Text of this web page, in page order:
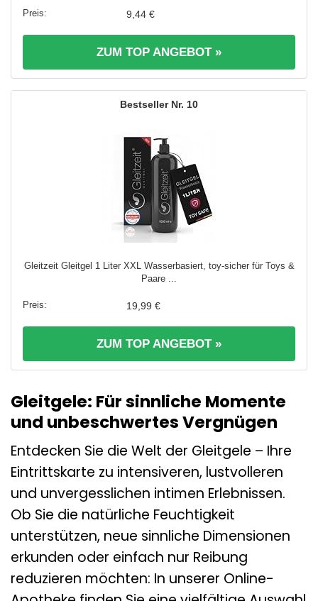
9,44 €
ZUM TOP ANGEBOT »
10
Gleitzeit Gleitgel 1 Liter XXL Wasserbasiert, toy-sicher für Toys &
Paare ...
19,99 €
ZUM TOP ANGEBOT »
Gleitgele: Für sinnliche Momente
und unbeschwertes Vergnügen
Entdecken Sie die Welt der Gleitgele – Ihre
Eintrittskarte zu intensiveren, lustvolleren
und unvergesslichen intimen Erlebnissen.
Ob Sie die natürliche Feuchtigkeit
unterstützen, neue sinnliche Dimensionen
erkunden oder einfach nur Reibung
reduzieren möchten: In unserer Online-